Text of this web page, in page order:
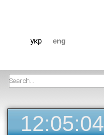
укр eng
12:05:05